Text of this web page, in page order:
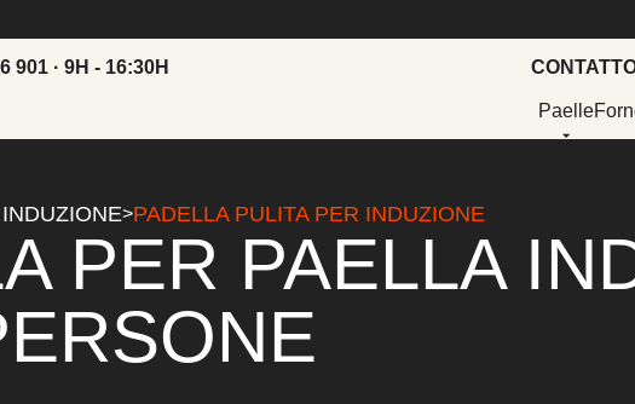
901· 9H - 16:30H
Paelle
>PADELLA PULITA PER INDUZIONE
PER PAELLA